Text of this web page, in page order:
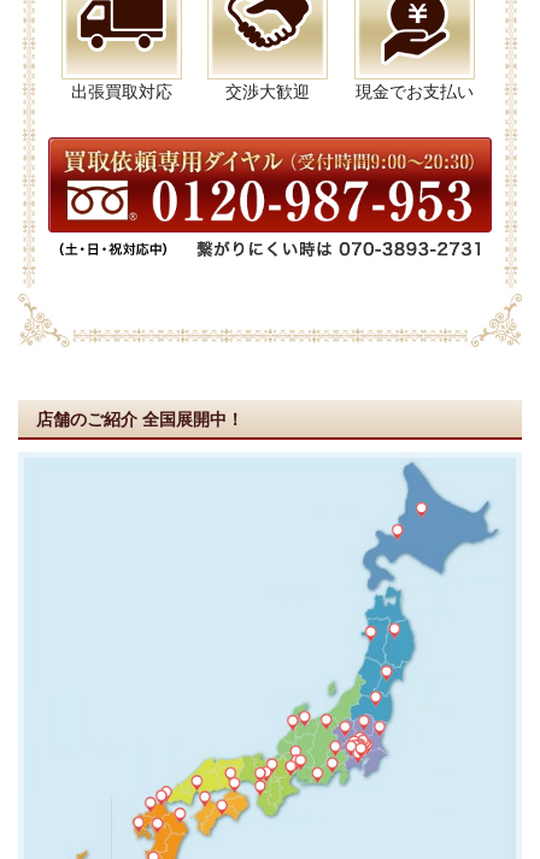
出張買取対応 交渉大歓迎 現金でお支払い
店舗のご紹介 全国展開中！